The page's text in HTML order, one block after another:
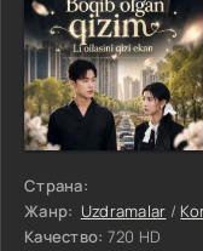
Страна:
Жанр: Uzdramalar /
Качество: 720 HD